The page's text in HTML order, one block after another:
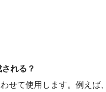
れる？
せて使用します。例え